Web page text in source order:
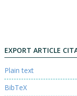
EXPORT ARTICLE
Plain text
BibTeX